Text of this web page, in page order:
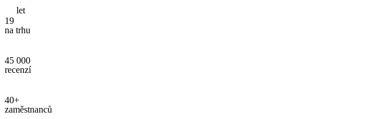
19
let
na trhu
45 000
recenzí
40+
zaměstnanců